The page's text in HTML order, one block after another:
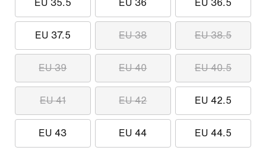
EU 35.5 EU 36 EU 36.5
EU 37.5 EU 38 EU 38.5
EU 39 EU 40 EU 40.5
EU 41 EU 42 EU 42.5
EU 43 EU 44 EU 44.5